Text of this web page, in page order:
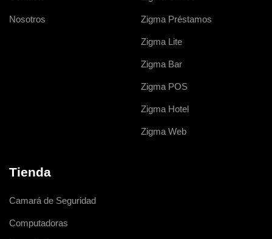
Nosotros Zigma Préstamos
Zigma Lite
Zigma Bar
Zigma POS
Zigma Hotel
Zigma Web
Tienda
Camará de Seguridad
Computadoras